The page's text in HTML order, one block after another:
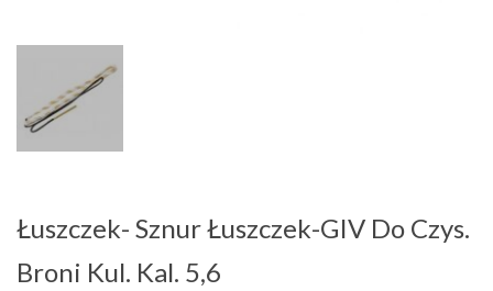
Łuszczek- Sznur Łuszczek-GIV Do Czys.
Broni Kul. Kal. 5,6